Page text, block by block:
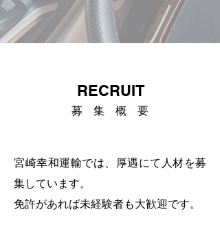
RECRUIT
募 集 概 要
宮崎幸和運輸では、厚遇にて 人材を募
集しています。
免許があれば未経験者も大歓迎です。